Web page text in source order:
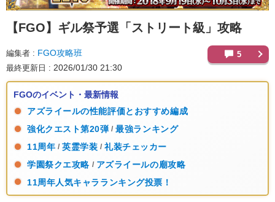
【FGO】 ギル祭予選「ストリート級」攻略
編集者 FGO攻略班
最終更新日 2026/01/30 21:30
5
FGOのイベント・最新情報
アズライールの性能評価とおすすめ編成
強化クエスト第20弾 / 最強ランキング
11周年 / 英霊学装 / 礼装チェッカー
学園祭クエ攻略 / アズライールの廟攻略
11周年人気キャラランキング投票！